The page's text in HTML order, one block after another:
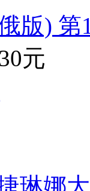
版) 第
元